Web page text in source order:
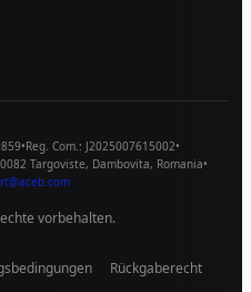
•Reg. Com.: J2025007615002•
Targoviste, Dambovita, Romania•
vorbehalten.
Rückgaberecht